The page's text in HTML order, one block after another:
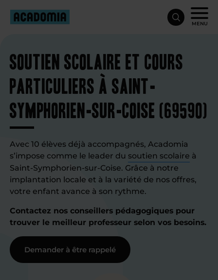
MENU
Soutien scolaire et cours
particuliers à Saint-
Symphorien-sur-Coise (69590)
Avec 10 élèves déjà accompagnés, Acadomia
s’impose comme le leader du soutien scolaire à
Saint-Symphorien-sur-Coise. Grâce à notre
implantation locale et à la variété de nos offres,
votre enfant avance à son rythme.
Contactez nos conseillers pédagogiques pour
trouver le meilleur professeur selon vos besoins.
Demander à être rappelé